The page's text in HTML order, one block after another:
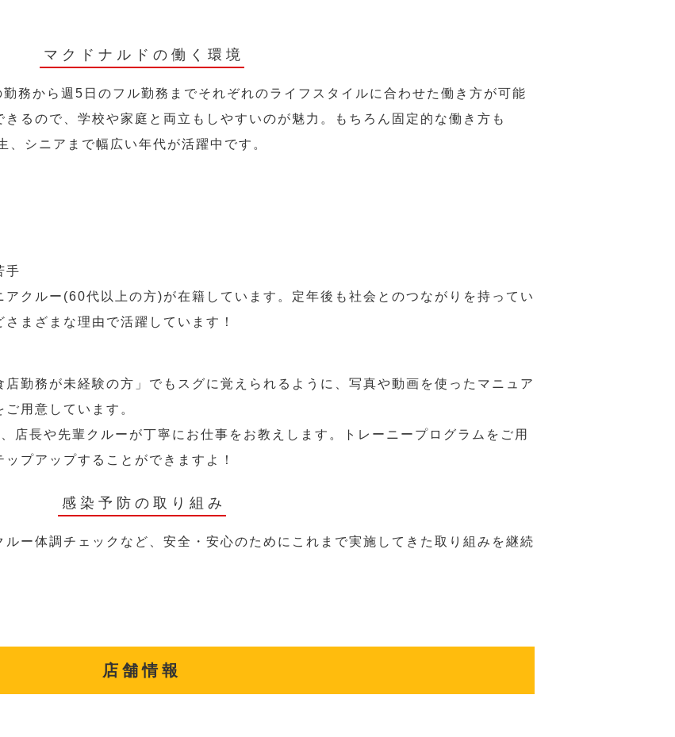
マクドナルドの働く環境
務から週5日のフル勤務までそれぞれのライフスタイルに合わせた働き方が可能
るので、学校や家庭と両立もしやすいのが魅力。もちろん固定的な働き方も
シニアまで幅広い年代が活躍中です。
手
クルー(60代以上の方)が在籍しています。定年後も社会とのつながりを持ってい
まざまな理由で活躍しています！
店勤務が未経験の方」でもスグに覚えられるように、写真や動画を使ったマニュア
用意しています。
店長や先輩クルーが丁寧にお仕事をお教えします。トレーニープログラムをご用
プアップすることができますよ！
感染予防の取り組み
ー体調チェックなど、安全・安心のためにこれまで実施してきた取り組みを継続
店舗情報